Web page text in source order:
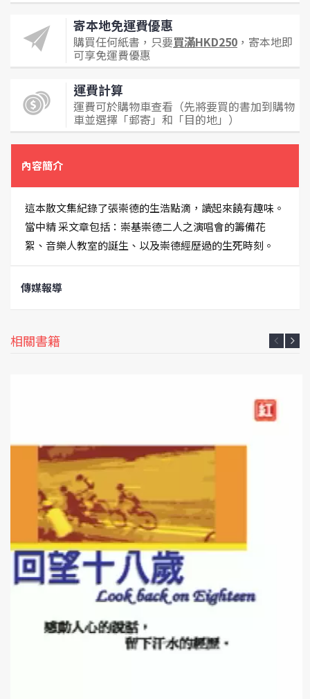
寄本地免運費優惠
購買任何紙書，只要買滿HKD250 ，寄本地即
可享免運費優惠
運費計算
運費可於購物車查看（先將要買的書加到購物
車並選擇「郵寄」和「目的地」）
內容簡介
這本散文集紀錄了張崇德的生浩點滴，讀起來饒有趣味。
當中精 采文章包括：崇基崇德二人之演唱會的籌備花
絮、音樂人教室的誕生、以及崇德經歷過的生死時刻。
傳媒報導
相關書籍